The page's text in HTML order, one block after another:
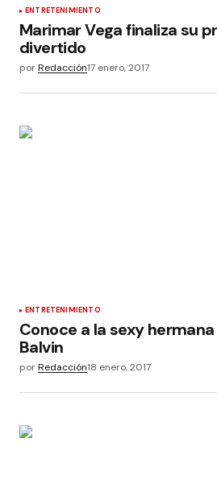
ENTRETENIMIENTO
Marimar Vega finaliza su
divertido
porRedacción17 enero, 2017
ENTRETENIMIENTO
Conoce a la sexy
Balvin
porRedacción18 enero, 2017